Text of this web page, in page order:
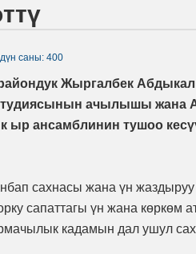
саны: 400
Жыргалбек
ачылышы жана
ыр ансамблинин тушоо
сахнасы жана үн
сапаттагы үн жана көркөм
кадамын дал ушул